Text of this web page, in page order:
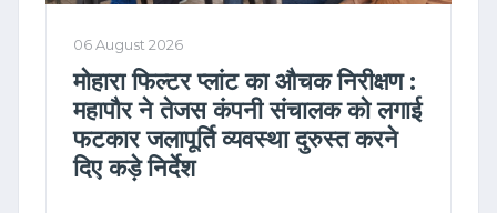
06 August 2026
मोहारा फिल्टर प्लांट का औचक निरीक्षण :
महापौर ने तेजस कंपनी संचालक को लगाई
फटकार जलापूर्ति व्यवस्था दुरुस्त करने
दिए कड़े निर्देश